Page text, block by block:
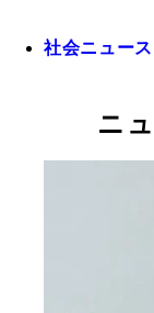
社会ニュー
ニ